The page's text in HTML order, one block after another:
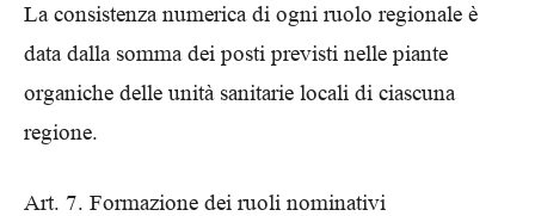
La consistenza numerica di ogni ruolo regionale è
data dalla somma dei posti previsti nelle piante
organiche delle unità sanitarie locali di ciascuna
regione.
Art. 7. Formazione dei ruoli nominativi